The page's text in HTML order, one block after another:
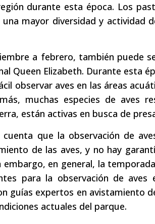
durante esta época. Los
mayor diversidad y actividad
a febrero, también puede
Queen Elizabeth. Durante esta
observar aves en las áreas
muchas especies de aves
están activas en busca de
que la observación de
de las aves, y no hay
en general, la
para la observación de aves
guías expertos en avistamiento
actuales del parque.